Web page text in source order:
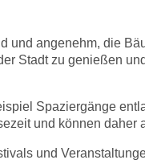
und angenehm, die
Stadt zu genießen
Spaziergänge
und können daher
und